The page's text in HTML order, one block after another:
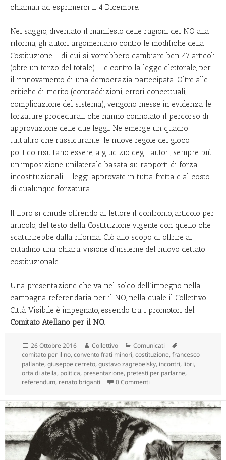
chiamati ad esprimerci il 4 Dicembre.
Nel saggio, diventato il manifesto delle ragioni del NO alla
riforma, gli autori argomentano contro le modifiche della
Costituzione – di cui si vorrebbero cambiare ben 47 articoli
(oltre un terzo del totale) – e contro la legge elettorale, per
il rinnovamento di una democrazia partecipata. Oltre alle
critiche di merito (contraddizioni, errori concettuali,
complicazione del sistema), vengono messe in evidenza le
forzature procedurali che hanno connotato il percorso di
approvazione delle due leggi. Ne emerge un quadro
tutt’altro che rassicurante: le nuove regole del gioco
politico risultano essere, a giudizio degli autori, sempre più
un’imposizione unilaterale basata su rapporti di forza
incostituzionali – leggi approvate in tutta fretta e al costo
di qualunque forzatura.
Il libro si chiude offrendo al lettore il confronto, articolo per
articolo, del testo della Costituzione vigente con quello che
scaturirebbe dalla riforma. Ciò allo scopo di offrire al
cittadino una chiara visione d’insieme del nuovo dettato
costituzionale.
Una presentazione che va nel solco dell’impegno nella
campagna referendaria per il NO, nella quale il Collettivo
Città Visibile è impegnato, essendo tra i promotori del
Comitato Atellano per il NO.
Scritto
il
26 Ottobre 2016 Autore
Collettivo Categorie
Comunicati
comitato per il no, convento frati minori, costituzione, francesco
pallante, giuseppe cerreto, gustavo zagrebelsky, incontri, libri,
orta di atella, politica, presentazione, pretesti per parlarne,
referendum, renato briganti 0 Commenti